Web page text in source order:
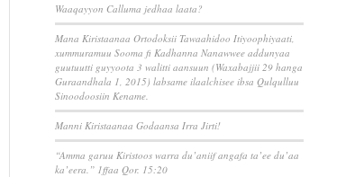
Waaqayyon Calluma jedhaa laata?
Mana Kiristaanaa Ortodoksii Tawaahidoo Itiyoophiyaati,
xummuramuu Sooma fi Kadhanna Nanawwee addunyaa
guutuutti guyyoota 3 walitti aansuun (Waxabajjii 29 hanga
Guraandhala 1, 2015) labsame ilaalchisee ibsa Qulqulluu
Sinoodoosiin Kename.
Manni Kiristaanaa Godaansa Irra Jirti!
“Amma garuu Kiristoos warra du’aniif angafa ta’ee du’aa
ka’eera.” 1ffaa Qor. 15:20